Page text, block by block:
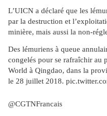
L’UICN a déclaré que les
par la destruction et
minière, mais aussi la non-
Des lémuriens à queue
congelés pour se rafraîchir au
World à Qingdao, dans la
le 28 juillet 2018.
@CGTNFrancais